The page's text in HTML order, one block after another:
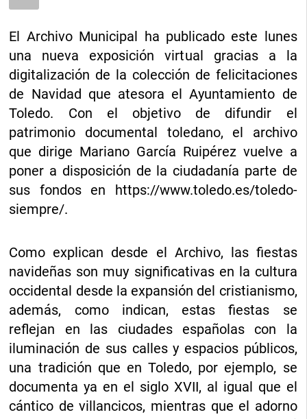
El Archivo Municipal ha publicado este lunes
una nueva exposición virtual gracias a la
digitalización de la colección de felicitaciones
de Navidad que atesora el Ayuntamiento de
Toledo. Con el objetivo de difundir el
patrimonio documental toledano, el archivo
que dirige Mariano García Ruipérez vuelve a
poner a disposición de la ciudadanía parte de
sus fondos en https://www.toledo.es/toledo-
siempre/.
Como explican desde el Archivo, las fiestas
navideñas son muy significativas en la cultura
occidental desde la expansión del cristianismo,
además, como indican, estas fiestas se
reflejan en las ciudades españolas con la
iluminación de sus calles y espacios públicos,
una tradición que en Toledo, por ejemplo, se
documenta ya en el siglo XVII, al igual que el
cántico de villancicos, mientras que el adorno